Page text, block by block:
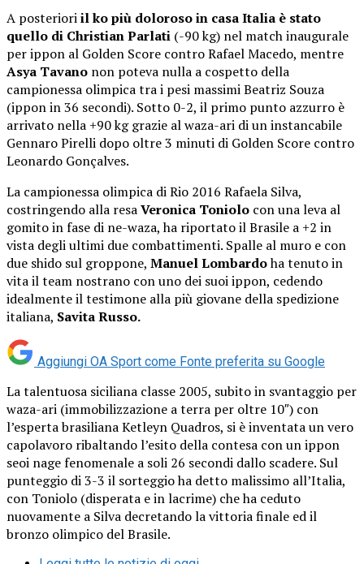
A posterioriil ko più doloroso in casa Italia è stato
quello di Christian Parlati (-90 kg) nel match inaugurale
per ippon al Golden Score contro Rafael Macedo, mentre
Asya Tavano non poteva nulla a cospetto della
campionessa olimpica tra i pesi massimi Beatriz Souza
(ippon in 36 secondi). Sotto 0-2, il primo punto azzurro è
arrivato nella +90 kg grazie al waza-ari di un instancabile
Gennaro Pirelli dopo oltre 3 minuti di Golden Score contro
Leonardo Gonçalves.
La campionessa olimpica di Rio 2016 Rafaela Silva,
costringendo alla resaVeronica Toniolo con una leva al
gomito in fase di ne-waza, ha riportato il Brasile a +2 in
vista degli ultimi due combattimenti. Spalle al muro e con
due shido sul groppone, Manuel Lombardoha tenuto in
vita il team nostrano con uno dei suoi ippon, cedendo
idealmente il testimone alla più giovane della spedizione
italiana, Savita Russo.
Aggiungi OA Sport come Fonte preferita su Google
La talentuosa siciliana classe 2005, subito in svantaggio per
waza-ari (immobilizzazione a terra per oltre 10″) con
l’esperta brasiliana Ketleyn Quadros, si è inventata un vero
capolavoro ribaltando l’esito della contesa con un ippon
seoi nage fenomenale a soli 26 secondi dallo scadere. Sul
punteggio di 3-3 il sorteggio ha detto malissimo all’Italia,
con Toniolo (disperata e in lacrime) che ha ceduto
nuovamente a Silva decretando la vittoria finale ed il
bronzo olimpico del Brasile.